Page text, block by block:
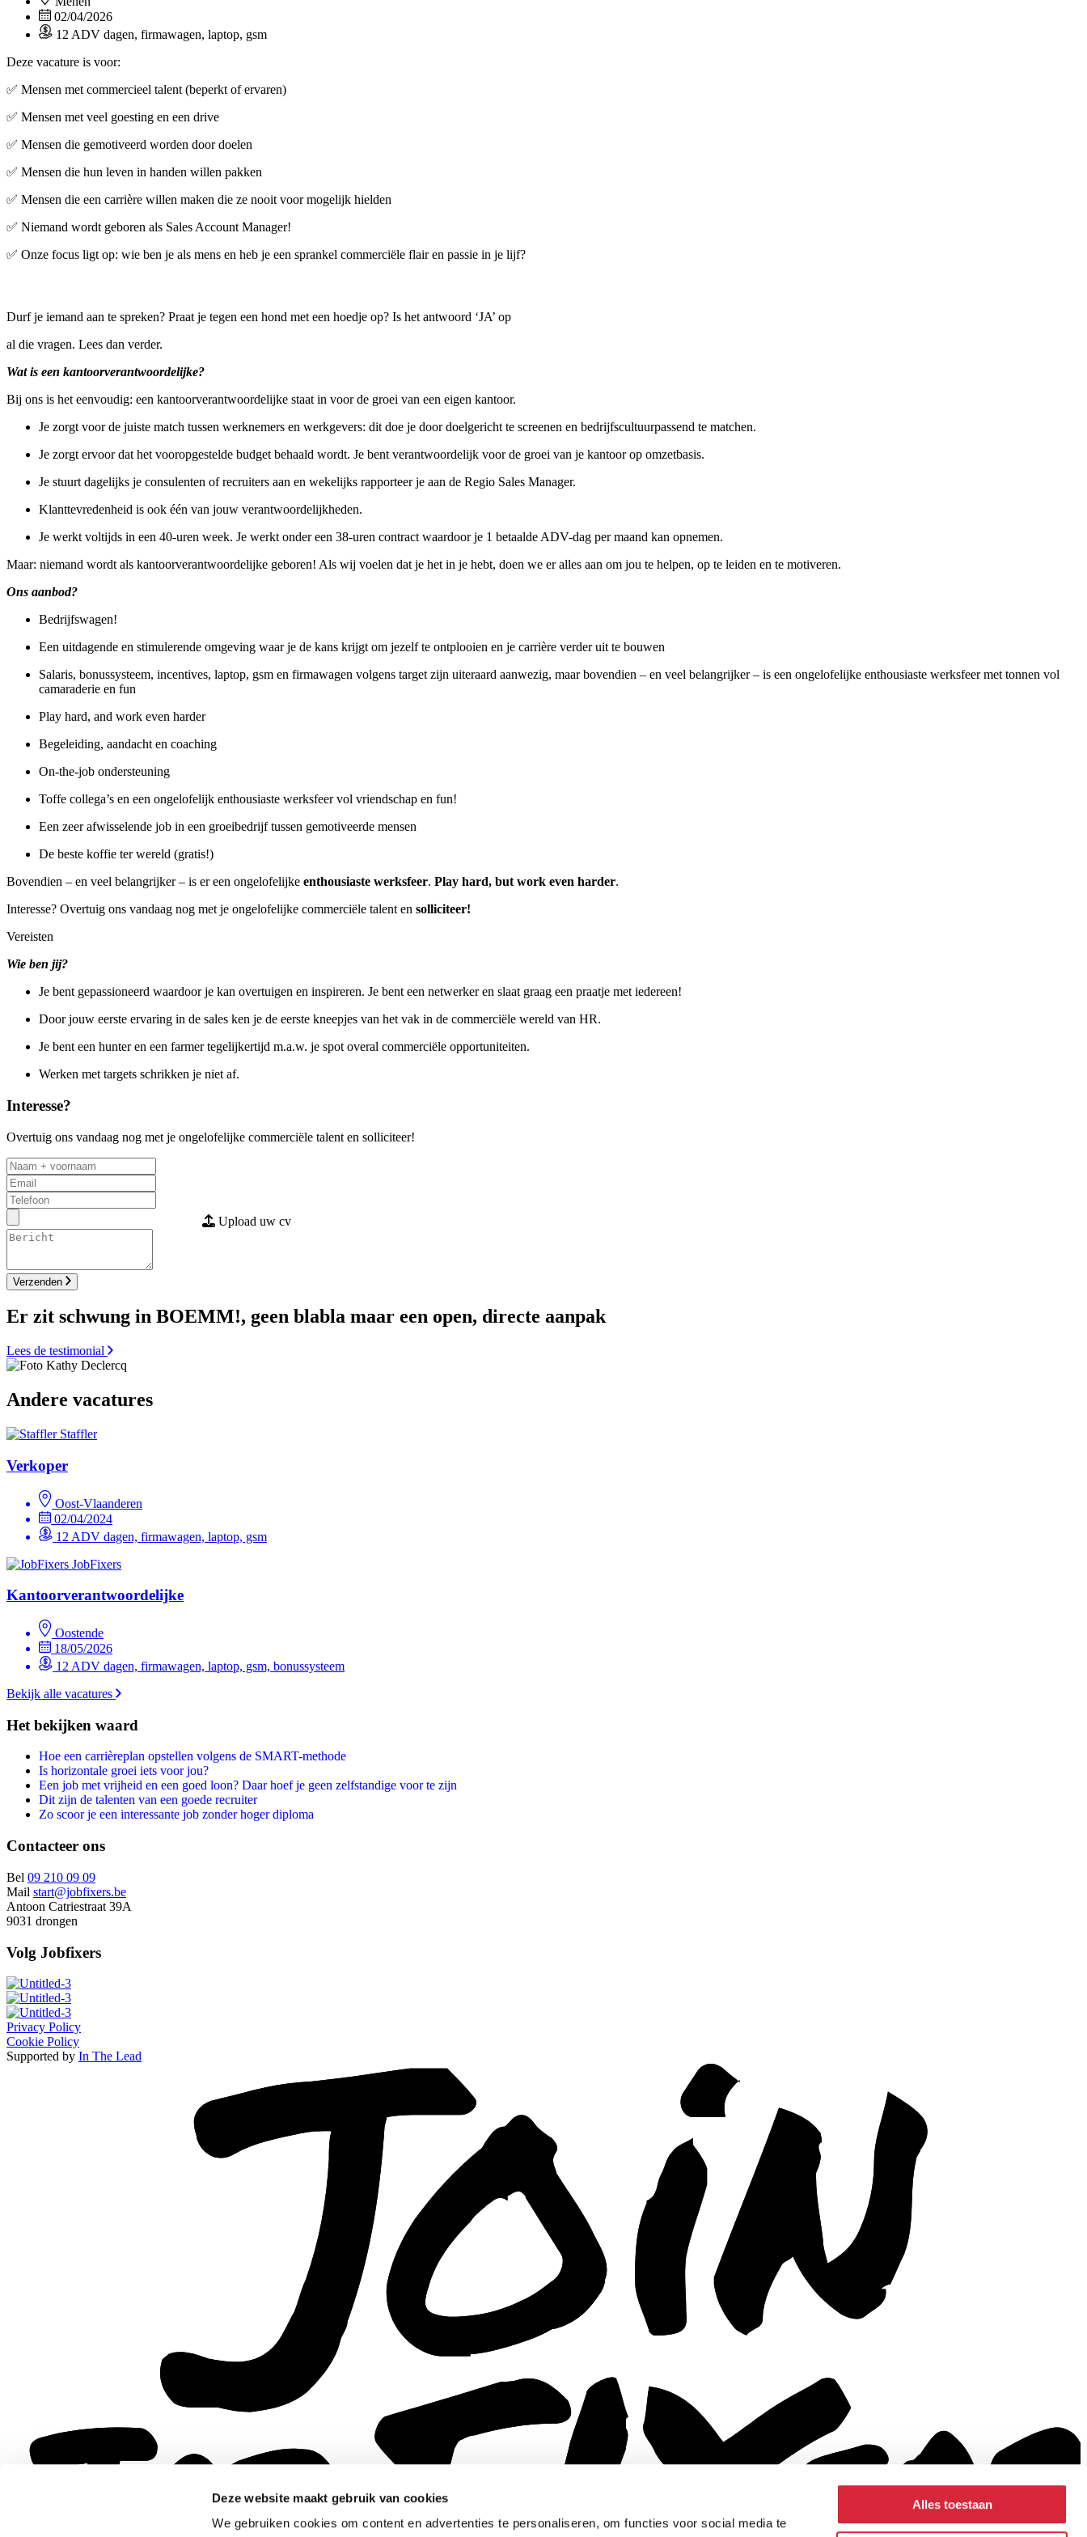
Deze website maakt gebruik van cookies
We gebruiken cookies om content en advertenties te personaliseren, om functies voor social media te
Alles toestaan
02/04/2026
12 ADV dagen, firmawagen, laptop, gsm
Deze vacature is voor:
✅ Mensen met commercieel talent (beperkt of ervaren)
✅ Mensen met veel goesting en een drive
✅ Mensen die gemotiveerd worden door doelen
✅ Mensen die hun leven in handen willen pakken
✅ Mensen die een carrière willen maken die ze nooit voor mogelijk hielden
✅ Niemand wordt geboren als Sales Account Manager!
✅ Onze focus ligt op: wie ben je als mens en heb je een sprankel commerciële flair en passie in je lijf?
Durf je iemand aan te spreken? Praat je tegen een hond met een hoedje op? Is het antwoord ‘JA’ op
al die vragen. Lees dan verder.
Wat is een kantoorverantwoordelijke?
Bij ons is het eenvoudig: een kantoorverantwoordelijke staat in voor de groei van een eigen kantoor.
Je zorgt voor de juiste match tussen werknemers en werkgevers: dit doe je door doelgericht te screenen en bedrijfscultuurpassend te matchen.
Je zorgt ervoor dat het vooropgestelde budget behaald wordt. Je bent verantwoordelijk voor de groei van je kantoor op omzetbasis.
Je stuurt dagelijks je consulenten of recruiters aan en wekelijks rapporteer je aan de Regio Sales Manager.
Klanttevredenheid is ook één van jouw verantwoordelijkheden.
Je werkt voltijds in een 40-uren week. Je werkt onder een 38-uren contract waardoor je 1 betaalde ADV-dag per maand kan opnemen.
Maar: niemand wordt als kantoorverantwoordelijke geboren! Als wij voelen dat je het in je hebt, doen we er alles aan om jou te helpen, op te leiden en te motiveren.
Ons aanbod?
Bedrijfswagen!
Een uitdagende en stimulerende omgeving waar je de kans krijgt om jezelf te ontplooien en je carrière verder uit te bouwen
Salaris, bonussysteem, incentives, laptop, gsm en firmawagen volgens target zijn uiteraard aanwezig, maar bovendien – en veel belangrijker – is een ongelofelijke enthousiaste werksfeer met tonnen vol
camaraderie en fun
Play hard, and work even harder
Begeleiding, aandacht en coaching
On-the-job ondersteuning
Toffe collega’s en een ongelofelijk enthousiaste werksfeer vol vriendschap en fun!
Een zeer afwisselende job in een groeibedrijf tussen gemotiveerde mensen
De beste koffie ter wereld (gratis!)
Bovendien – en veel belangrijker – is er een ongelofelijke enthousiaste werksfeer. Play hard, but work even harder.
Interesse? Overtuig ons vandaag nog met je ongelofelijke commerciële talent en solliciteer!
Vereisten
Wie ben jij?
Je bent gepassioneerd waardoor je kan overtuigen en inspireren. Je bent een netwerker en slaat graag een praatje met iedereen!
Door jouw eerste ervaring in de sales ken je de eerste kneepjes van het vak in de commerciële wereld van HR.
Je bent een hunter en een farmer tegelijkertijd m.a.w. je spot overal commerciële opportuniteiten.
Werken met targets schrikken je niet af.
Interesse?
Overtuig ons vandaag nog met je ongelofelijke commerciële talent en solliciteer!
Upload uw cv
Verzenden
Er zit schwung in BOEMM!, geen blabla maar een open, directe aanpak
Lees de testimonial
Andere vacatures
Staffler
Verkoper
Oost-Vlaanderen
02/04/2024
12 ADV dagen, firmawagen, laptop, gsm
JobFixers
Kantoorverantwoordelijke
Oostende
18/05/2026
12 ADV dagen, firmawagen, laptop, gsm, bonussysteem
Bekijk alle vacatures
Het bekijken waard
Hoe een carrièreplan opstellen volgens de SMART-methode
Is horizontale groei iets voor jou?
Een job met vrijheid en een goed loon? Daar hoef je geen zelfstandige voor te zijn
Dit zijn de talenten van een goede recruiter
Zo scoor je een interessante job zonder hoger diploma
Contacteer ons
Bel 09 210 09 09
Mail start@jobfixers.be
Antoon Catriestraat 39A
9031 drongen
Volg Jobfixers
Privacy Policy
Cookie Policy
Supported by In The Lead